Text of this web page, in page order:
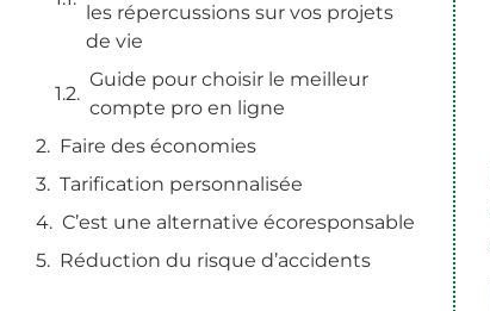
les répercussions sur vos projets
de vie
Guide pour choisir le meilleur
compte pro en ligne
Faire des économies
Tarification personnalisée
C’est une alternative écoresponsable
Réduction du risque d’accidents